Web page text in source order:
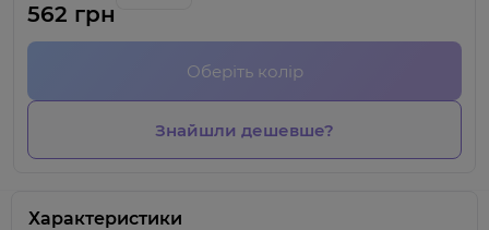
562 грн
Оберіть колір
Знайшли дешевше?
Характеристики